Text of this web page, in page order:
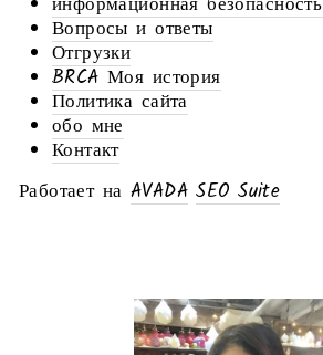
Вопросы и ответы
Отгрузки
BRCA Моя история
Политика сайта
обо мне
Контакт
Работает на AVADA SEO Suite